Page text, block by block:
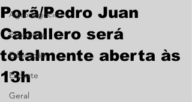
Agronegócio
Economia
Educação
Esporte
Geral
Porã/Pedro Juan
Caballero será
totalmente aberta às
13h